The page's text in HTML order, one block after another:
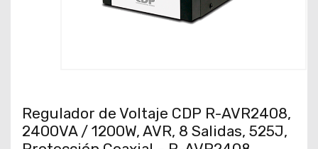
Regulador de Voltaje CDP R-AVR2408,
2400VA / 1200W, AVR, 8 Salidas, 525J,